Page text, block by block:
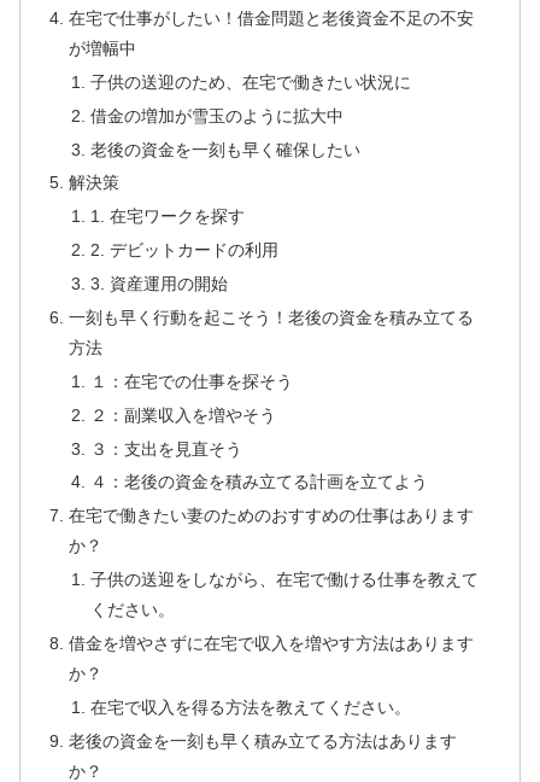
在宅で仕事がしたい！借金問題と老後資金不足の不安
が増幅中
子供の送迎のため、在宅で働きたい状況に
借金の増加が雪玉のように拡大中
老後の資金を一刻も早く確保したい
解決策
1. 在宅ワークを探す
2. デビットカードの利用
3. 資産運用の開始
一刻も早く行動を起こそう！老後の資金を積み立てる
方法
１：在宅での仕事を探そう
２：副業収入を増やそう
３：支出を見直そう
４：老後の資金を積み立てる計画を立てよう
在宅で働きたい妻のためのおすすめの仕事はあります
か？
子供の送迎をしながら、在宅で働ける仕事を教えて
ください。
借金を増やさずに在宅で収入を増やす方法はあります
か？
在宅で収入を得る方法を教えてください。
老後の資金を一刻も早く積み立てる方法はあります
か？